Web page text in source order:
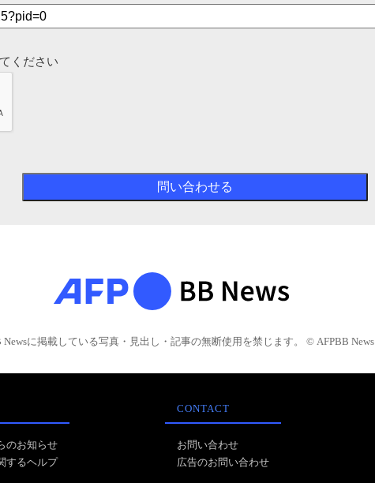
ください
Newsに掲載している写真・見出し・記事の無断使用を禁じます。 © AFPBB News
のお知らせ
するヘルプ
CONTACT
お問い合わせ
広告のお問い合わせ